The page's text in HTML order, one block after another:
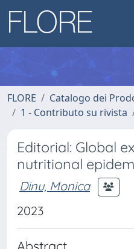
FLORE
Catalogo dei
1 - Contributo su rivista
Editorial: Global
nutritional
Dinu, Monica
2023
Abstract